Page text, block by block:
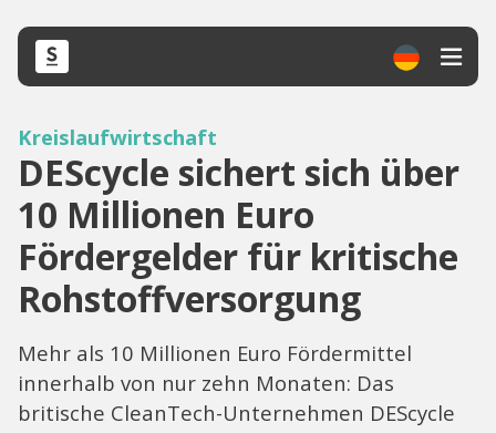
Kreislaufwirtschaft
DEScycle sichert sich über
10 Millionen Euro
Fördergelder für kritische
Rohstoffversorgung
Mehr als 10 Millionen Euro Fördermittel
innerhalb von nur zehn Monaten: Das
britische CleanTech-Unternehmen DEScycle